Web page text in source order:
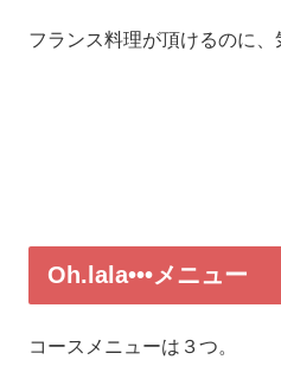
フランス料理が頂けるのに、
Oh.lala•••メニュー
コースメニューは３つ。